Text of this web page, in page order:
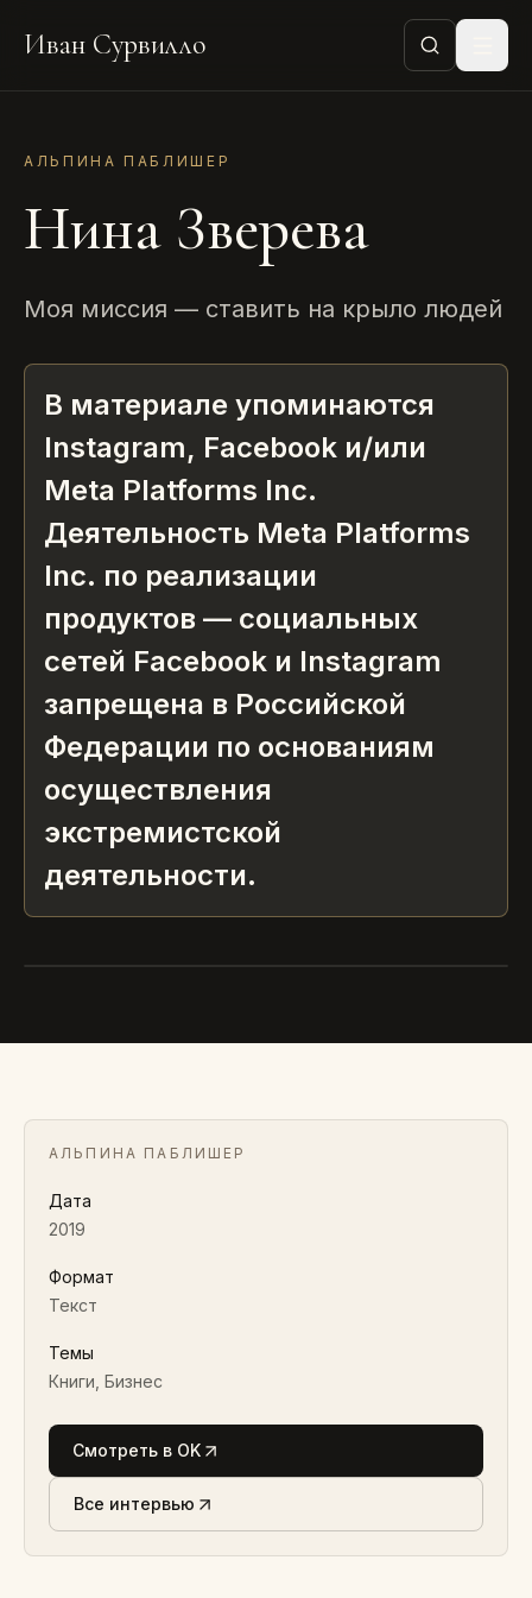
Иван Сурвилло
АЛЬПИНА ПАБЛИШЕР
Нина Зверева
Моя миссия — ставить на крыло людей
В материале упоминаются
Instagram, Facebook и/или
Meta Platforms Inc.
Деятельность Meta Platforms
Inc. по реализации
продуктов — социальных
сетей Facebook и Instagram
запрещена в Российской
Федерации по основаниям
осуществления
экстремистской
деятельности.
2019 · ТЕКСТ
АЛЬПИНА ПАБЛИШЕР
Дата
2019
Формат
Текст
Темы
Книги, Бизнес
Смотреть в OK
Все интервью